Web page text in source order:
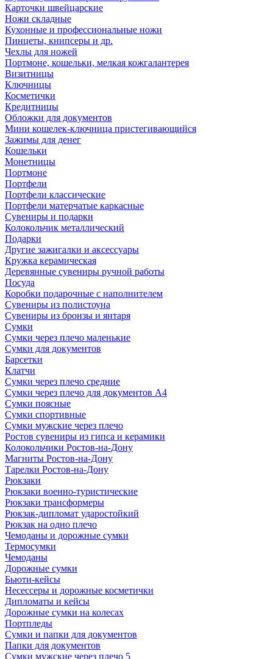
Карточки швейцарские
Ножи складные
Кухонные и профессиональные ножи
Пинцеты, книпсеры и др.
Чехлы для ножей
Портмоне, кошельки, мелкая кожгалантерея
Визитницы
Ключницы
Косметички
Кредитницы
Обложки для документов
Мини кошелек-ключница пристегивающийся
Зажимы для денег
Кошельки
Монетницы
Портмоне
Портфели
Портфели классические
Портфели матерчатые каркасные
Сувениры и подарки
Колокольчик металлический
Подарки
Другие зажигалки и аксессуары
Кружка керамическая
Деревянные сувениры ручной работы
Посуда
Коробки подарочные с наполнителем
Сувениры из полистоуна
Сувениры из бронзы и янтаря
Сумки
Сумки через плечо маленькие
Сумки для документов
Барсетки
Клатчи
Сумки через плечо средние
Сумки через плечо для документов А4
Сумки поясные
Сумки спортивные
Сумки мужские через плечо
Ростов сувениры из гипса и керамики
Колокольчики Ростов-на-Дону
Магниты Ростов-на-Дону
Тарелки Ростов-на-Дону
Рюкзаки
Рюкзаки военно-туристические
Рюкзаки трансформеры
Рюкзак-дипломат ударостойкий
Рюкзак на одно плечо
Чемоданы и дорожные сумки
Термосумки
Чемоданы
Дорожные сумки
Бьюти-кейсы
Несессеры и дорожные косметички
Дипломаты и кейсы
Дорожные сумки на колесах
Портпледы
Сумки и папки для документов
Папки для документов
Сумки мужские через плечо 5